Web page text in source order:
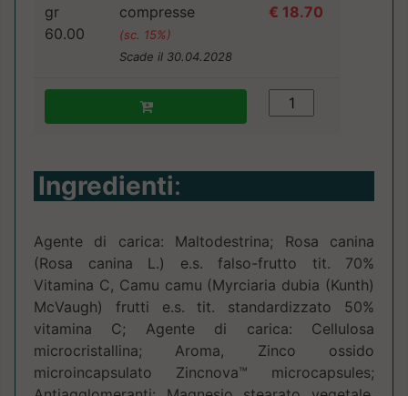
gr
60.00
compresse
(sc. 15%)
Scade il 30.04.2028
€ 18.70
Ingredienti:
Agente di carica: Maltodestrina; Rosa canina
(Rosa canina L.) e.s. falso-frutto tit. 70%
Vitamina C, Camu camu (Myrciaria dubia (Kunth)
McVaugh) frutti e.s. tit. standardizzato 50%
vitamina C; Agente di carica: Cellulosa
microcristallina; Aroma, Zinco ossido
microincapsulato Zincnova™ microcapsules;